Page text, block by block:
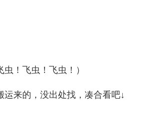
虫！飞虫！飞虫！）
运来的，没出处找，凑合看吧↓